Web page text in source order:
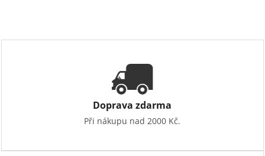
Doprava zdarma
Při nákupu nad 2000 Kč.